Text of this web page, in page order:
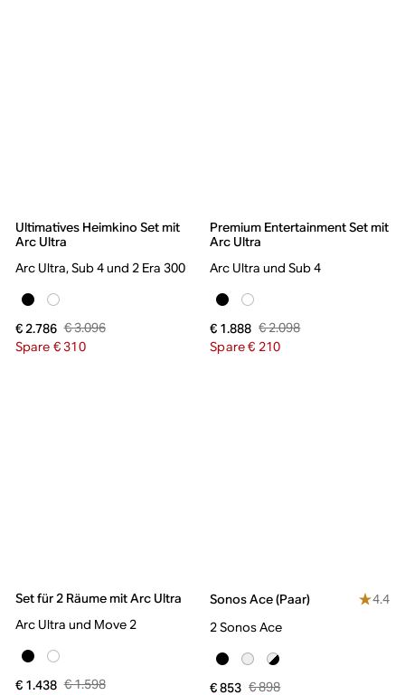
Ultimatives Heimkino Set mit
Arc Ultra
Arc Ultra, Sub 4 und 2 Era 300
€ 2.786 € 3.096
Spare € 310
Premium Entertainment Set mit
Arc Ultra
Arc Ultra und Sub 4
€ 1.888 € 2.098
Spare € 210
Set für 2 Räume mit Arc Ultra
Arc Ultra und Move 2
€ 1.438 € 1.598
Sonos Ace (Paar)
4.4
2 Sonos Ace
€ 853 € 898